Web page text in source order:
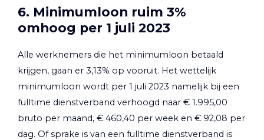
6. Minimumloon ruim 3%
omhoog per 1 juli 2023
Alle werknemers die het minimumloon betaald
krijgen, gaan er 3,13% op vooruit. Het wettelijk
minimumloon wordt per 1 juli 2023 namelijk bij een
fulltime dienstverband verhoogd naar € 1.995,00
bruto per maand, € 460,40 per week en € 92,08 per
dag. Of sprake is van een fulltime dienstverband is